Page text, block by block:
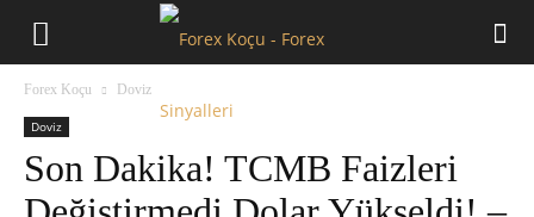
Forex Koçu Doviz
Doviz
Son Dakika! TCMB Faizleri